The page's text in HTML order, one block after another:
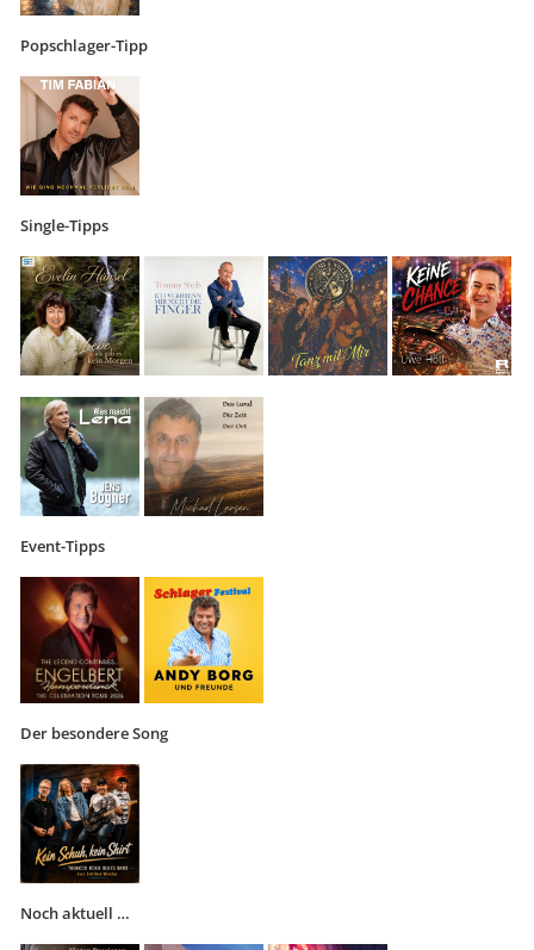
Popschlager-Tipp
Single-Tipps
Event-Tipps
Der besondere Song
Noch aktuell …